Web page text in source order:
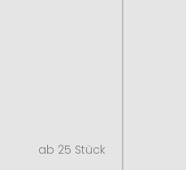
ab 25 Stück